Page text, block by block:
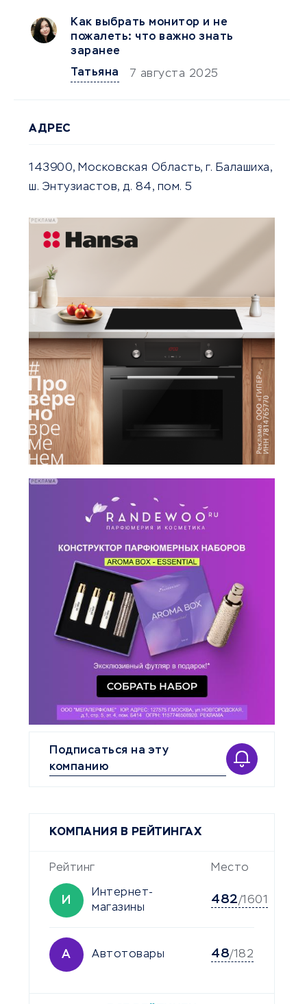
Как выбрать монитор и не
пожалеть: что важно знать
заранее
Татьяна
7 августа 2025
АДРЕС
143900, Московская Область, г. Балашиха,
ш. Энтузиастов, д. 84, пом. 5
Подписаться на эту
компанию
КОМПАНИЯ В РЕЙТИНГАХ
Рейтинг Место
И
Интернет-
магазины
482/1601
А Автотовары 48/182